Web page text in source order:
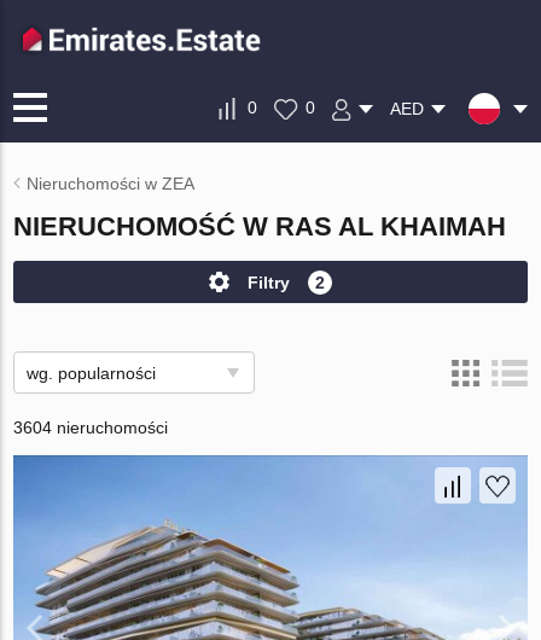
0 0 AED
Nieruchomości w ZEA
NIERUCHOMOŚĆ W RAS AL KHAIMAH
Filtry 2
wg. popularności
3604 nieruchomości